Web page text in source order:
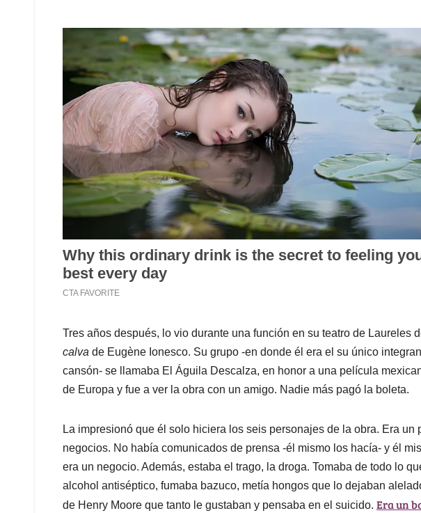
Tres años después, lo vio durante una función en su teatro de Laureles
calva de Eugène Ionesco. Su grupo -en donde él era el su único
cansón- se llamaba El Águila Descalza, en honor a una película
de Europa y fue a ver la obra con un amigo. Nadie más pagó la boleta.
La impresionó que él solo hiciera los seis personajes de la obra. Era un
negocios. No había comunicados de prensa -él mismo los hacía- y él
era un negocio. Además, estaba el trago, la droga. Tomaba de todo lo
alcohol antiséptico, fumaba bazuco, metía hongos que lo dejaban
de Henry Moore que tanto le gustaban y pensaba en el suicido. Era un